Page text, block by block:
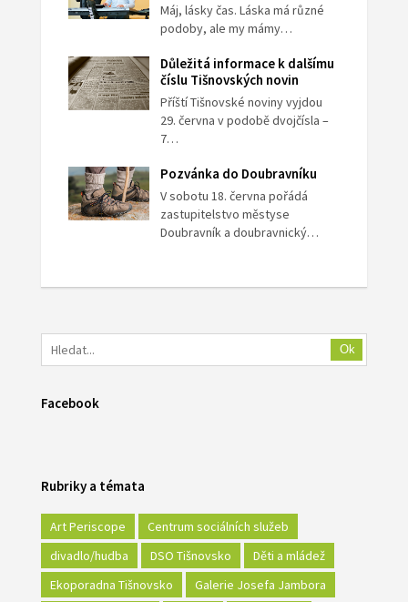
Máj, lásky čas. Láska má různé
podoby, ale my mámy…
Důležitá informace k dalšímu
číslu Tišnovských novin
Příští Tišnovské noviny vyjdou
29. června v podobě dvojčísla –
7…
Pozvánka do Doubravníku
V sobotu 18. června pořádá
zastupitelstvo městyse
Doubravník a doubravnický…
Ok
Facebook
Rubriky a témata
Art Periscope
Centrum sociálních služeb
divadlo/hudba
DSO Tišnovsko
Děti a mládež
Ekoporadna Tišnovsko
Galerie Josefa Jambora